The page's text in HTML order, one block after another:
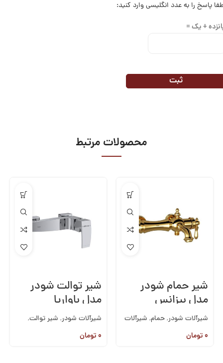
پاسخ را به عدد انگلیسی وارد کنید:
+ یک =
محصولات مرتبط
شیر حمام شودر
مدل بیزانس
شیرآلات شودر,حمام, شیرآلات
روکار,شیرآلات ۰تومان
شیر توالت شودر
مدل باواریا
شیرآلات شودر, شیر توالت,
شیرآلات روکار
۰تومان